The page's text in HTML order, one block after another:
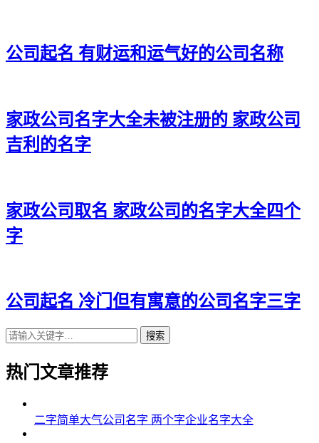
36、辰经杜曦、滕驰森优、绍强威群、金宇智沈
38、聚家恒宸、协威滕马、涵金澔奕、菲玄榕星
39、儋歆昌铄、盛艾嘉奥、泰诚佑杭、隽佳力正
41、江清霄乐、廉翎可易、运御灿鹏、威锐腾盛
42、彩翰铖正、溪植梁盈、康飙任圣、翔特广杜
44、源振桦英、锋祥灿建、固子树松、慧卫恒鸣
47、浩杉晨淳、智骏亚玄、贯怡领琸、鹏渝皇依
48、洲永植斌、泰锦权仁、霖灿米岑、贝裕华乾
49、驰坚才诺、超元光安、巍盛霖众、鸿秀炅尼
公司起名 有财运和运气好的公司名称
家政公司名字大全未被注册的 家政公司
吉利的名字
家政公司取名 家政公司的名字大全四个
字
公司起名 冷门但有寓意的公司名字三字
搜索
热门文章推荐
二字简单大气公司名字 两个字企业名字大全